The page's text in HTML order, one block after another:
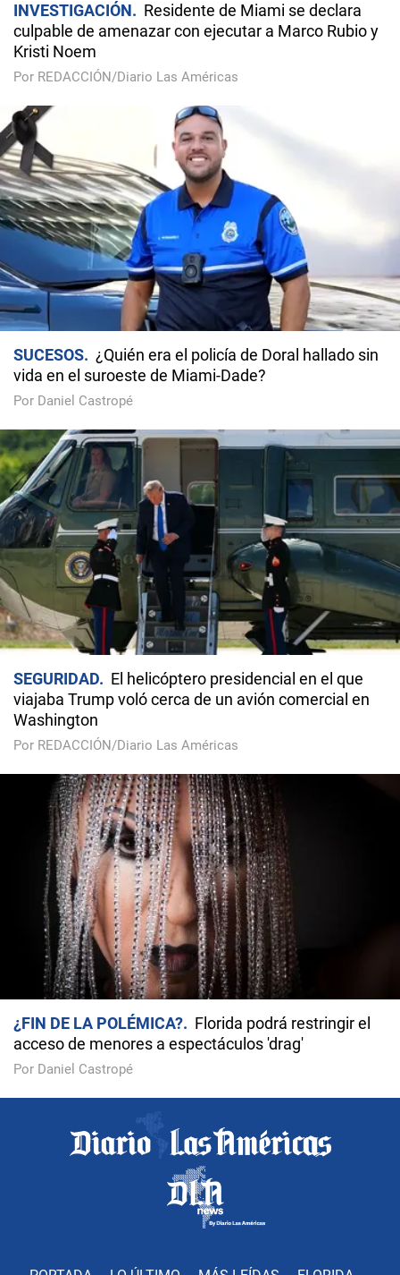
INVESTIGACIÓN
Residente de Miami se declara
culpable de amenazar con ejecutar a Marco Rubio y
Kristi Noem
Por REDACCIÓN/Diario Las Américas
SUCESOS
¿Quién era el policía de Doral hallado sin
vida en el suroeste de Miami-Dade?
Por Daniel Castropé
SEGURIDAD
El helicóptero presidencial en el que
viajaba Trump voló cerca de un avión comercial en
Washington
Por REDACCIÓN/Diario Las Américas
¿FIN DE LA POLÉMICA?
Florida podrá restringir el
acceso de menores a espectáculos 'drag'
Por Daniel Castropé